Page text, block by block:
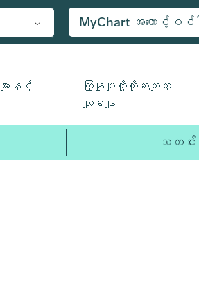
MyChart အကောင့်ဝင်
ားနှင့်
ကြှနျုပျတို့ကိုဆကျသှ
ယျရနျ
သတင်း